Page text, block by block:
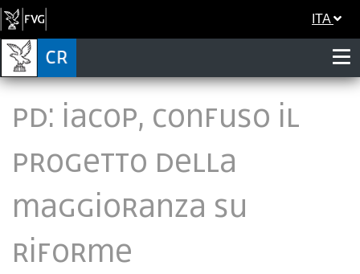
ITA
PD: Iacop, confuso il
progetto della
maggioranza su
riforme